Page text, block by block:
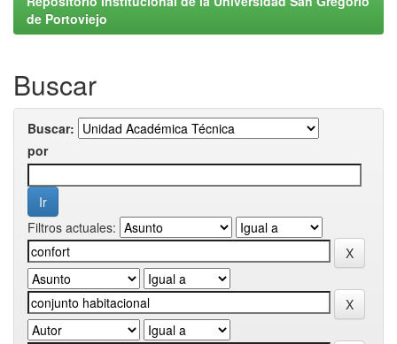
de Portoviejo
Buscar
Buscar:
por
Filtros actuales: